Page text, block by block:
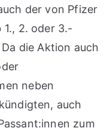
der von Pfizer
2. oder 3.-
die Aktion auch
neben
auch
zum